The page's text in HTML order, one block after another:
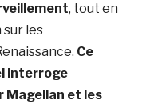
, tout en
les
Ce
interroge
Magellan et les